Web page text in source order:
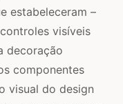
estabeleceram –
visíveis
decoração
componentes
visual do design